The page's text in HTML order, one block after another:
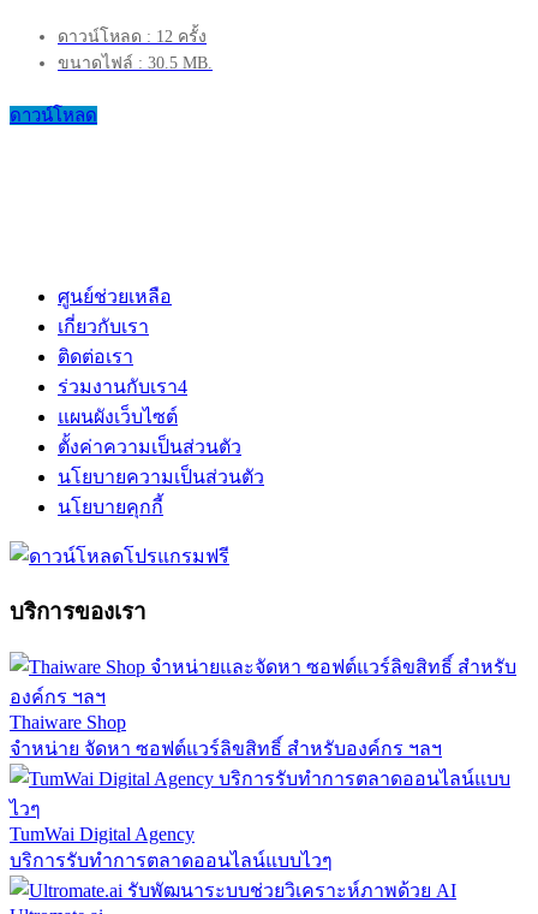
ดาวน์โหลด : 12 ครั้ง
ขนาดไฟล์ : 30.5 MB.
ดาวน์โหลด
ศูนย์ช่วยเหลือ
เกี่ยวกับเรา
ติดต่อเรา
ร่วมงานกับเรา4
แผนผังเว็บไซต์
ตั้งค่าความเป็นส่วนตัว
นโยบายความเป็นส่วนตัว
นโยบายคุกกี้
บริการของเรา
Thaiware Shop
จำหน่าย จัดหา ซอฟต์แวร์ลิขสิทธิ์ สำหรับองค์กร ฯลฯ
TumWai Digital Agency
บริการรับทำการตลาดออนไลน์แบบไวๆ